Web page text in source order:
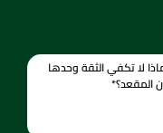
لا تكفي الثقة وحدها
المقعد؟*